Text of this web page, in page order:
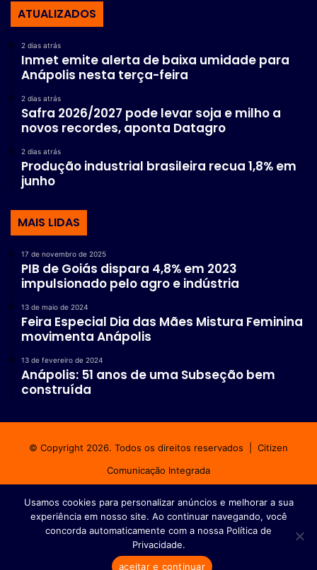
ATUALIZADOS
2 dias atrás
Inmet emite alerta de baixa umidade para
Anápolis nesta terça-feira
2 dias atrás
Safra 2026/2027 pode levar soja e milho a
novos recordes, aponta Datagro
2 dias atrás
Produção industrial brasileira recua 1,8% em
junho
MAIS LIDAS
17 de novembro de 2025
PIB de Goiás dispara 4,8% em 2023
impulsionado pelo agro e indústria
13 de maio de 2024
Feira Especial Dia das Mães Mistura Feminina
movimenta Anápolis
13 de fevereiro de 2024
Anápolis: 51 anos de uma Subseção bem
construída
© Copyright 2026. Todos os direitos reservados | Citizen
Comunicação Integrada
FacebookInstagramWhatsApp
Usamos cookies para personalizar anúncios e melhorar a sua
experiência em nosso site. Ao continuar navegando, você
concorda automaticamente com a nossa Política de
Privacidade.
aceitar e continuar